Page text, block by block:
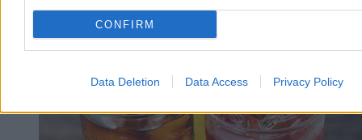
CONFIRM
Data Deletion Data Access Privacy Policy